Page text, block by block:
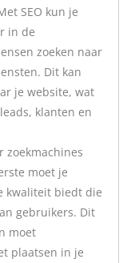
SEO kun je
in de
zoeken naar
Dit kan
je website, wat
klanten en
zoekmachines
moet je
kwaliteit biedt die
gebruikers. Dit
moet
plaatsen in je